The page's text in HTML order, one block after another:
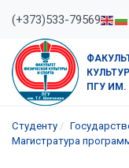
(+373)533-79569
ПГУ ИМ.
Студенту
Магистратура